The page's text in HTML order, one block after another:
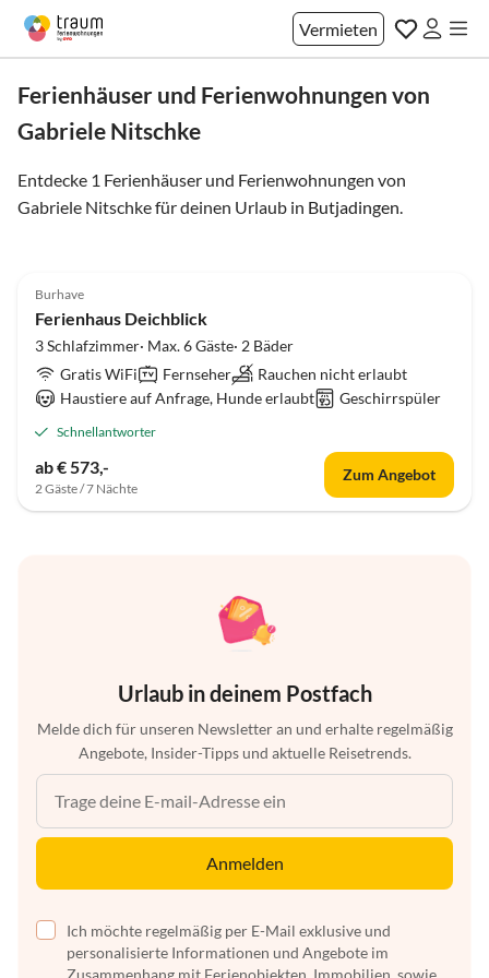
Vermieten
Ferienhäuser und Ferienwohnungen von
Gabriele Nitschke
Entdecke 1 Ferienhäuser und Ferienwohnungen von
Gabriele Nitschke für deinen Urlaub in Butjadingen.
Hundefreundlich
Burhave
Ferienhaus Deichblick
3 Schlafzimmer· Max. 6 Gäste· 2 Bäder
Gratis WiFi
Fernseher
Rauchen nicht erlaubt
Haustiere auf Anfrage, Hunde erlaubt
Geschirrspüler
Schnellantworter
ab € 573,-
2 Gäste / 7 Nächte
Zum Angebot
Urlaub in deinem Postfach
Melde dich für unseren Newsletter an und erhalte regelmäßig
Angebote, Insider-Tipps und aktuelle Reisetrends.
Anmelden
Ich möchte regelmäßig per E-Mail exklusive und
personalisierte Informationen und Angebote im
Zusammenhang mit Ferienobjekten, Immobilien, sowie